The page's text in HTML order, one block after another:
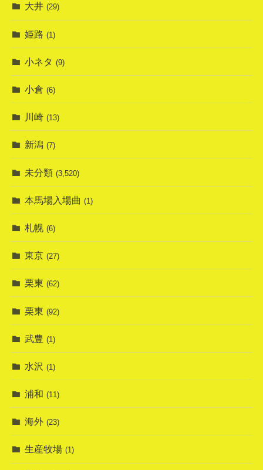
大井 (29)
姫路 (1)
小ネタ (9)
小倉 (6)
川崎 (13)
新潟 (7)
未分類 (3,520)
本馬場入場曲 (1)
札幌 (6)
東京 (27)
栗東 (62)
栗東 (92)
武豊 (1)
水沢 (1)
浦和 (11)
海外 (23)
生産牧場 (1)